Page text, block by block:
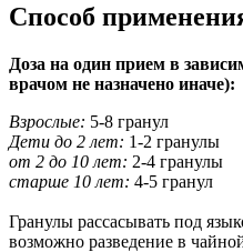
Способ
Доза на один прием в
врачом не назначено иначе):
Взрослые: 5-8 гранул
Дети до 2 лет: 1-2 гранулы
от 2 до 10 лет: 2-4 гранулы
старше 10 лет: 4-5 гранул
Гранулы рассасывать под
возможно разведение в